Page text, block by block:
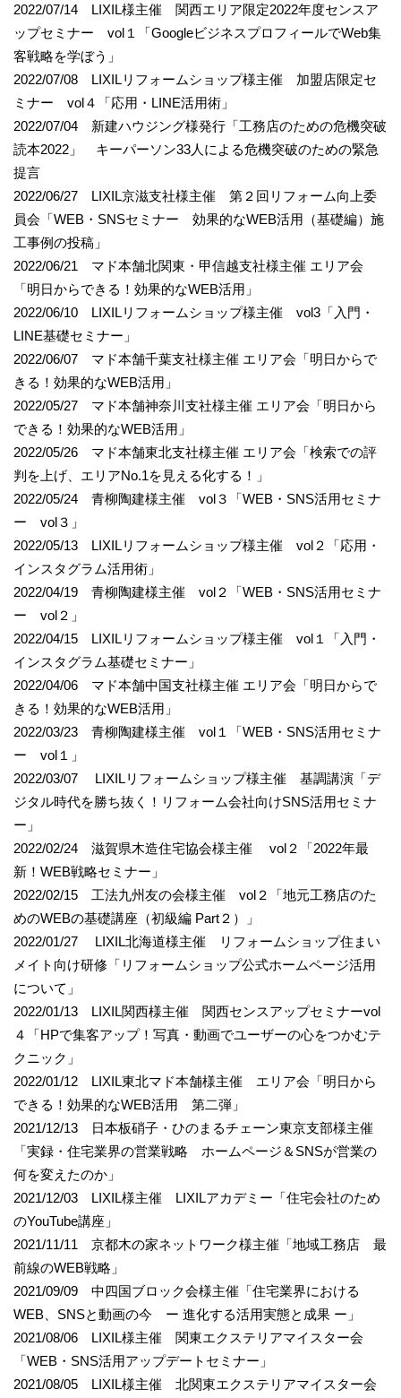
2022/07/14 LIXIL様主催 関西エリア限定2022年度センスア
ップセミナー vol１「GoogleビジネスプロフィールでWeb集
客戦略を学ぼう」
2022/07/08 LIXILリフォームショップ様主催 加盟店限定セ
ミナー vol４「応用・LINE活用術」
2022/07/04 新建ハウジング様発行「工務店のための危機突破
読本2022」 キーパーソン33人による危機突破のための緊急
提言
2022/06/27 LIXIL京滋支社様主催 第２回リフォーム向上委
員会「WEB・SNSセミナー 効果的なWEB活用（基礎編）施
工事例の投稿」
2022/06/21 マド本舗北関東・甲信越支社様主催 エリア会
「明日からできる！効果的なWEB活用」
2022/06/10 LIXILリフォームショップ様主催 vol3「入門・
LINE基礎セミナー」
2022/06/07 マド本舗千葉支社様主催 エリア会「明日からで
きる！効果的なWEB活用」
2022/05/27 マド本舗神奈川支社様主催 エリア会「明日から
できる！効果的なWEB活用」
2022/05/26 マド本舗東北支社様主催 エリア会「検索での評
判を上げ、エリアNo.1を見える化する！」
2022/05/24 青柳陶建様主催 vol３「WEB・SNS活用セミナ
ー vol３」
2022/05/13 LIXILリフォームショップ様主催 vol２「応用・
インスタグラム活用術」
2022/04/19 青柳陶建様主催 vol２「WEB・SNS活用セミナ
ー vol２」
2022/04/15 LIXILリフォームショップ様主催 vol１「入門・
インスタグラム基礎セミナー」
2022/04/06 マド本舗中国支社様主催 エリア会「明日からで
きる！効果的なWEB活用」
2022/03/23 青柳陶建様主催 vol１「WEB・SNS活用セミナ
ー vol１」
2022/03/07 LIXILリフォームショップ様主催 基調講演「デ
ジタル時代を勝ち抜く！リフォーム会社向けSNS活用セミナ
ー」
2022/02/24 滋賀県木造住宅協会様主催 vol２「2022年最
新！WEB戦略セミナー」
2022/02/15 工法九州友の会様主催 vol２「地元工務店のた
めのWEBの基礎講座（初級編 Part２）」
2022/01/27 LIXIL北海道様主催 リフォームショップ住まい
メイト向け研修「リフォームショップ公式ホームページ活用
について」
2022/01/13 LIXIL関西様主催 関西センスアップセミナーvol
４「HPで集客アップ！写真・動画でユーザーの心をつかむテ
クニック」
2022/01/12 LIXIL東北マド本舗様主催 エリア会「明日から
できる！効果的なWEB活用 第二弾」
2021/12/13 日本板硝子・ひのまるチェーン東京支部様主催
「実録・住宅業界の営業戦略 ホームページ＆SNSが営業の
何を変えたのか」
2021/12/03 LIXIL様主催 LIXILアカデミー「住宅会社のため
のYouTube講座」
2021/11/11 京都木の家ネットワーク様主催「地域工務店 最
前線のWEB戦略」
2021/09/09 中四国ブロック会様主催「住宅業界における
WEB、SNSと動画の今 ー 進化する活用実態と成果 ー」
2021/08/06 LIXIL様主催 関東エクステリアマイスター会
「WEB・SNS活用アップデートセミナー」
2021/08/05 LIXIL様主催 北関東エクステリアマイスター会